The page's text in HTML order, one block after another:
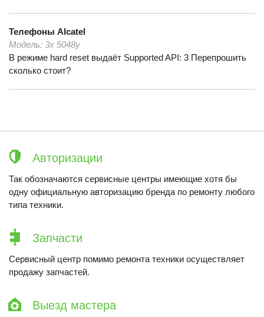
Телефоны Alcatel
Модель: 3x 5048y
В режиме hard reset выдаёт Supported API: 3 Перепрошить
сколько стоит?
Авторизации
Так обозначаются сервисные центры имеющие хотя бы
одну официальную авторизацию бренда по ремонту любого
типа техники.
Запчасти
Сервисный центр помимо ремонта техники осуществляет
продажу запчастей.
Выезд мастера